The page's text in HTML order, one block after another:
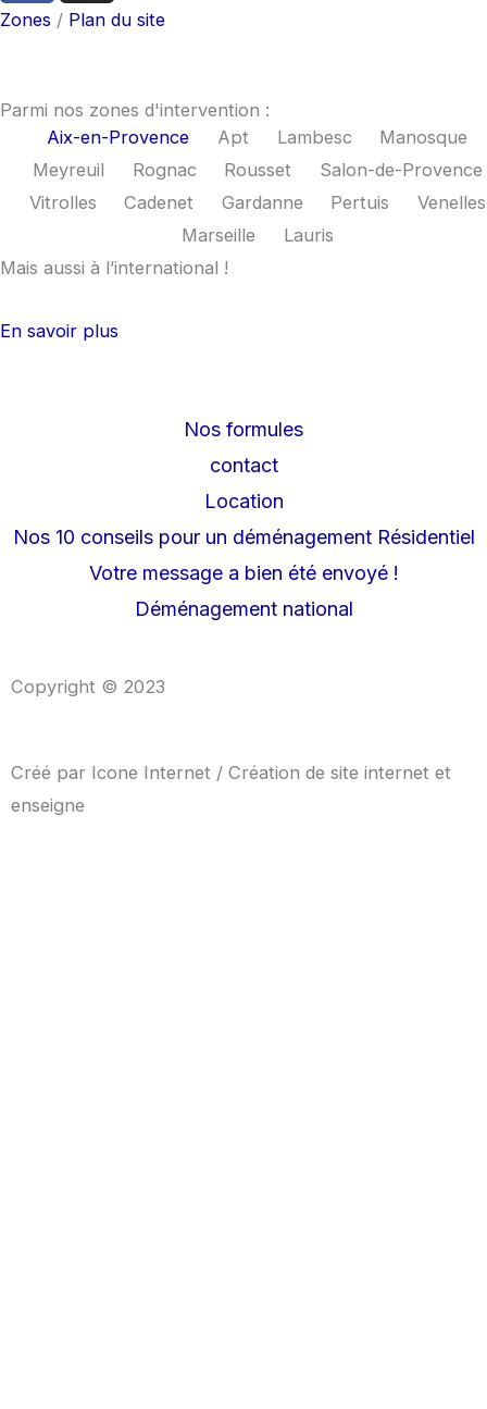
c
o
s
r
a
m
Zones / Plan du site
Parmi nos zones d'intervention :
Aix-en-Provence
Apt Lambesc
Manosque
Meyreuil
Rognac Rousset
Salon-de-Provence
Vitrolles
Cadenet Gardanne Pertuis
Venelles
Marseille
Lauris
Mais aussi à l’international !
En savoir plus
Nos formules
contact
Location
Nos 10 conseils pour un déménagement Résidentiel
Votre message a bien été envoyé !
Déménagement national
Copyright © 2023
Créé par Icone Internet / Création de site internet et
enseigne